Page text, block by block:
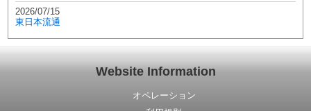
2026/07/15
東日本流通
Website Information
オペレーション